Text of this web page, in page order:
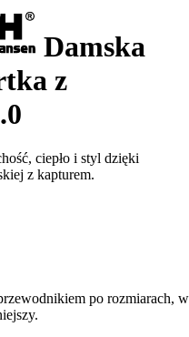
Damska
z
ciepło i styl dzięki
z kapturem.
po rozmiarach, w